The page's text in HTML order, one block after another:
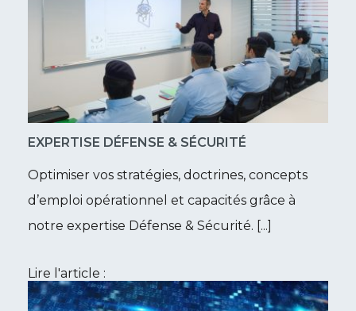
EXPERTISE DÉFENSE & SÉCURITÉ
Optimiser vos stratégies, doctrines, concepts
d’emploi opérationnel et capacités grâce à
notre expertise Défense & Sécurité. [...]
Lire l'article :